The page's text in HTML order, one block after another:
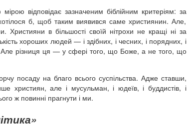
відповідає зазначеним біблійним критеріям: за
б, щоб таким виявився саме християнин. Але,
в більшості своїй нітрохи не кращі ні за
хороших людей — і здібних, і чесних, і порядних, і
різниця ця — у сфері того, що Боже, а не того, що
посаду на благо всього суспільства. Адже ставши,
християн, але і мусульман, і юдеїв, і буддистів, і
ж повинні прагнути і ми.